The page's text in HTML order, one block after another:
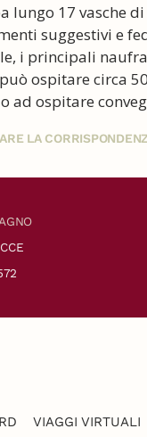
lungo 17 vasche
suggestivi e
i principali
ospitare circa
ad ospitare
LA
VIAGGI VIRTUALI